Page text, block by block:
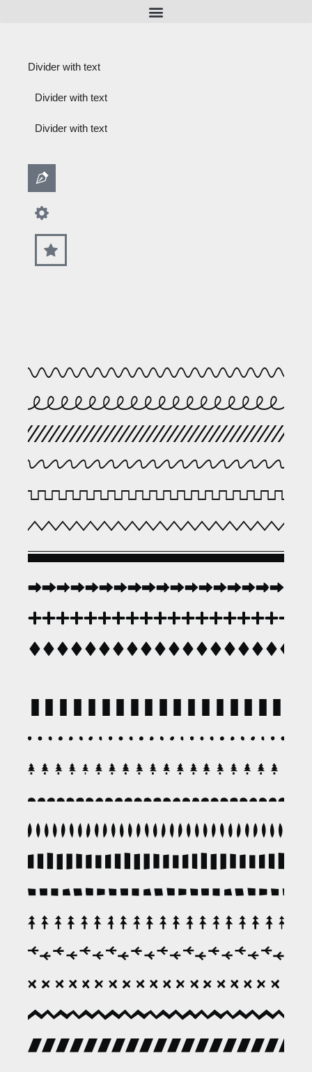
Divider with text
Divider with text
Divider with text